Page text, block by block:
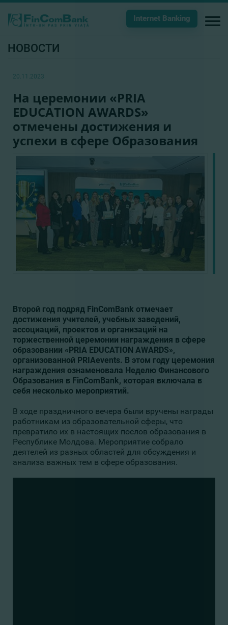
Internet Banking
НОВОСТИ
20.11.2023
На церемонии «PRIA
EDUCATION AWARDS»
отмечены достижения и
успехи в сфере Образования
Второй год подряд FinComBank отмечает
достижения учителей, учебных заведений,
ассоциаций, проектов и организаций на
торжественной церемонии награждения в сфере
образовании «PRIA EDUCATION AWARDS»,
организованной PRIAevents. В этом году церемония
награждения ознаменовала Неделю Финансового
Образования в FinComBank, которая включала в
себя несколько мероприятий.
В ходе праздничного вечера были вручены награды
работникам из образовательной сферы, что
превратило их в настоящих послов образования в
Республике Молдова. Мероприятие собрало
деятелей из разных областей для обсуждения и
анализа важных тем в сфере образования.